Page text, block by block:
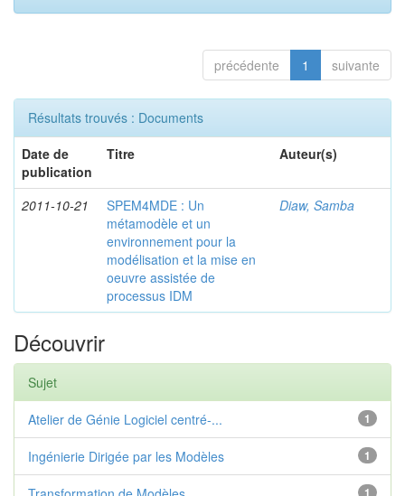
précédente 1 suivante
Résultats trouvés : Documents
Date de
publication
Titre Auteur(s)
2011-10-21
SPEM4MDE : Un
métamodèle et un
environnement pour la
modélisation et la mise en
oeuvre assistée de
processus IDM
Diaw, Samba
Découvrir
Sujet
1
Atelier de Génie Logiciel centré-...
1
Ingénierie Dirigée par les Modèles
1